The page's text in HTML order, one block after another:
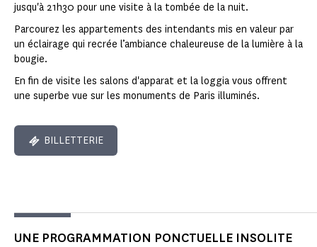
jusqu'à 21h30 pour une visite à la tombée de la nuit.
Parcourez les appartements des intendants mis en valeur par
un éclairage qui recrée l’ambiance chaleureuse de la lumière à la
bougie.
En fin de visite les salons d'apparat et la loggia vous offrent
une superbe vue sur les monuments de Paris illuminés.
BILLETTERIE
UNE PROGRAMMATION PONCTUELLE INSOLITE